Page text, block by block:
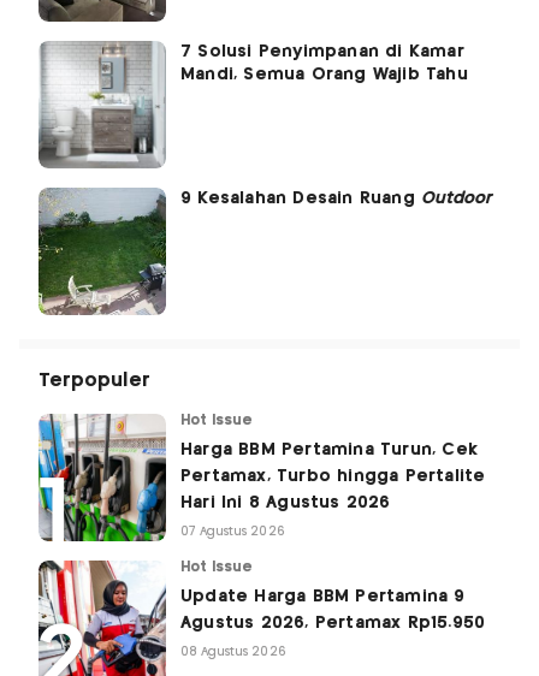
7 Solusi Penyimpanan di Kamar
Mandi, Semua Orang Wajib Tahu
9 Kesalahan Desain Ruang Outdoor
Terpopuler
Hot Issue
Harga BBM Pertamina Turun, Cek
Pertamax, Turbo hingga Pertalite
Hari Ini 8 Agustus 2026
07 Agustus 2026
Hot Issue
Update Harga BBM Pertamina 9
Agustus 2026, Pertamax Rp15.950
08 Agustus 2026